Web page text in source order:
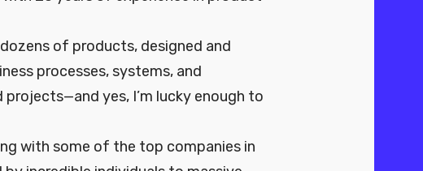
of products, designed and
processes, systems, and
yes, I’m lucky enough to
with some of the top companies in